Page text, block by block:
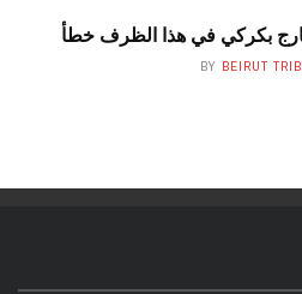
بكركي في هذا الظرف خطأ
BY BEIRUT